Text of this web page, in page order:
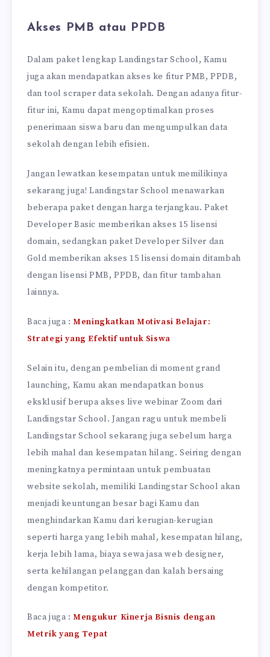
Akses PMB atau PPDB
Dalam paket lengkap Landingstar School, Kamu
juga akan mendapatkan akses ke fitur PMB, PPDB,
dan tool scraper data sekolah. Dengan adanya fitur-
fitur ini, Kamu dapat mengoptimalkan proses
penerimaan siswa baru dan mengumpulkan data
sekolah dengan lebih efisien.
Jangan lewatkan kesempatan untuk memilikinya
sekarang juga! Landingstar School menawarkan
beberapa paket dengan harga terjangkau. Paket
Developer Basic memberikan akses 15 lisensi
domain, sedangkan paket Developer Silver dan
Gold memberikan akses 15 lisensi domain ditambah
dengan lisensi PMB, PPDB, dan fitur tambahan
lainnya.
Baca juga :Meningkatkan Motivasi Belajar:
Strategi yang Efektif untuk Siswa
Selain itu, dengan pembelian di moment grand
launching, Kamu akan mendapatkan bonus
eksklusif berupa akses live webinar Zoom dari
Landingstar School. Jangan ragu untuk membeli
Landingstar School sekarang juga sebelum harga
lebih mahal dan kesempatan hilang. Seiring dengan
meningkatnya permintaan untuk pembuatan
website sekolah, memiliki Landingstar School akan
menjadi keuntungan besar bagi Kamu dan
menghindarkan Kamu dari kerugian-kerugian
seperti harga yang lebih mahal, kesempatan hilang,
kerja lebih lama, biaya sewa jasa web designer,
serta kehilangan pelanggan dan kalah bersaing
dengan kompetitor.
Baca juga :Mengukur Kinerja Bisnis dengan
Metrik yang Tepat